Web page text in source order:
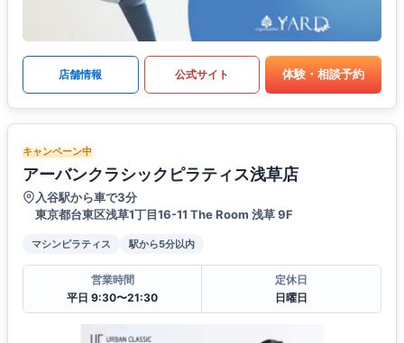
店舗情報 公式サイト 体験・相談予約
キャンペーン中
アーバンクラシックピラティス浅草店
入谷駅から車で3分
東京都台東区浅草1丁目16-11 The Room 浅草 9F
マシンピラティス 駅から5分以内
営業時間
平日 9:30〜21:30
定休日
日曜日